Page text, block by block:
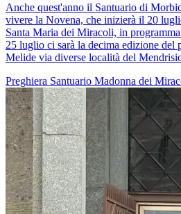
Anche quest'anno il Santuario di
vivere la Novena, che inizierà il 20
Santa Maria dei Miracoli, in
25 luglio ci sarà la decima edizione del
Melide via diverse località del
Preghiera Santuario Madonna dei